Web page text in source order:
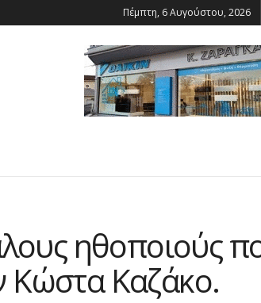
Πέμπτη, 6 Αυγούστου, 2026
ηθοποιούς
Κώστα Καζάκο.